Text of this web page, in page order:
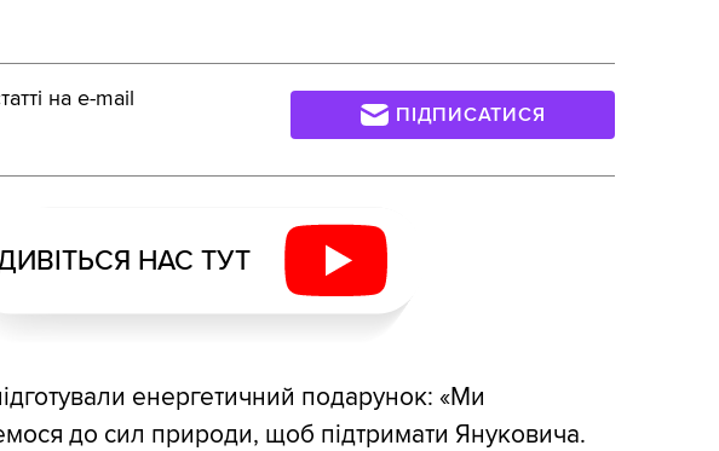
на e-mail
ПІДПИСАТИСЯ
НАС ТУТ
енергетичний подарунок: «Ми
до сил природи, щоб підтримати Януковича.